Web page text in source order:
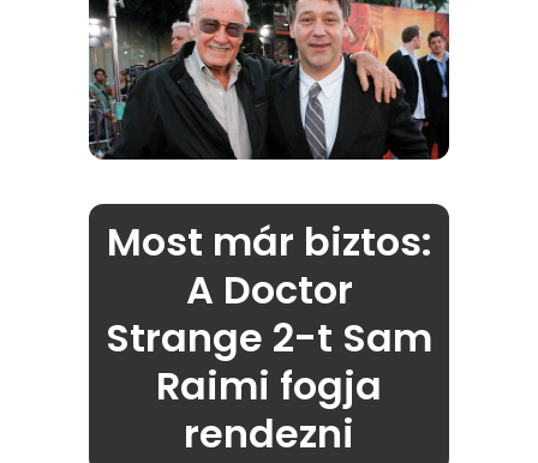
Most már biztos:
A Doctor
Strange 2-t Sam
Raimi fogja
rendezni